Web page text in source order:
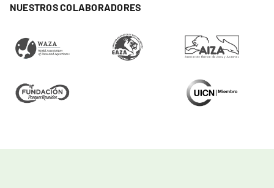
NUESTROS COLABORADORES